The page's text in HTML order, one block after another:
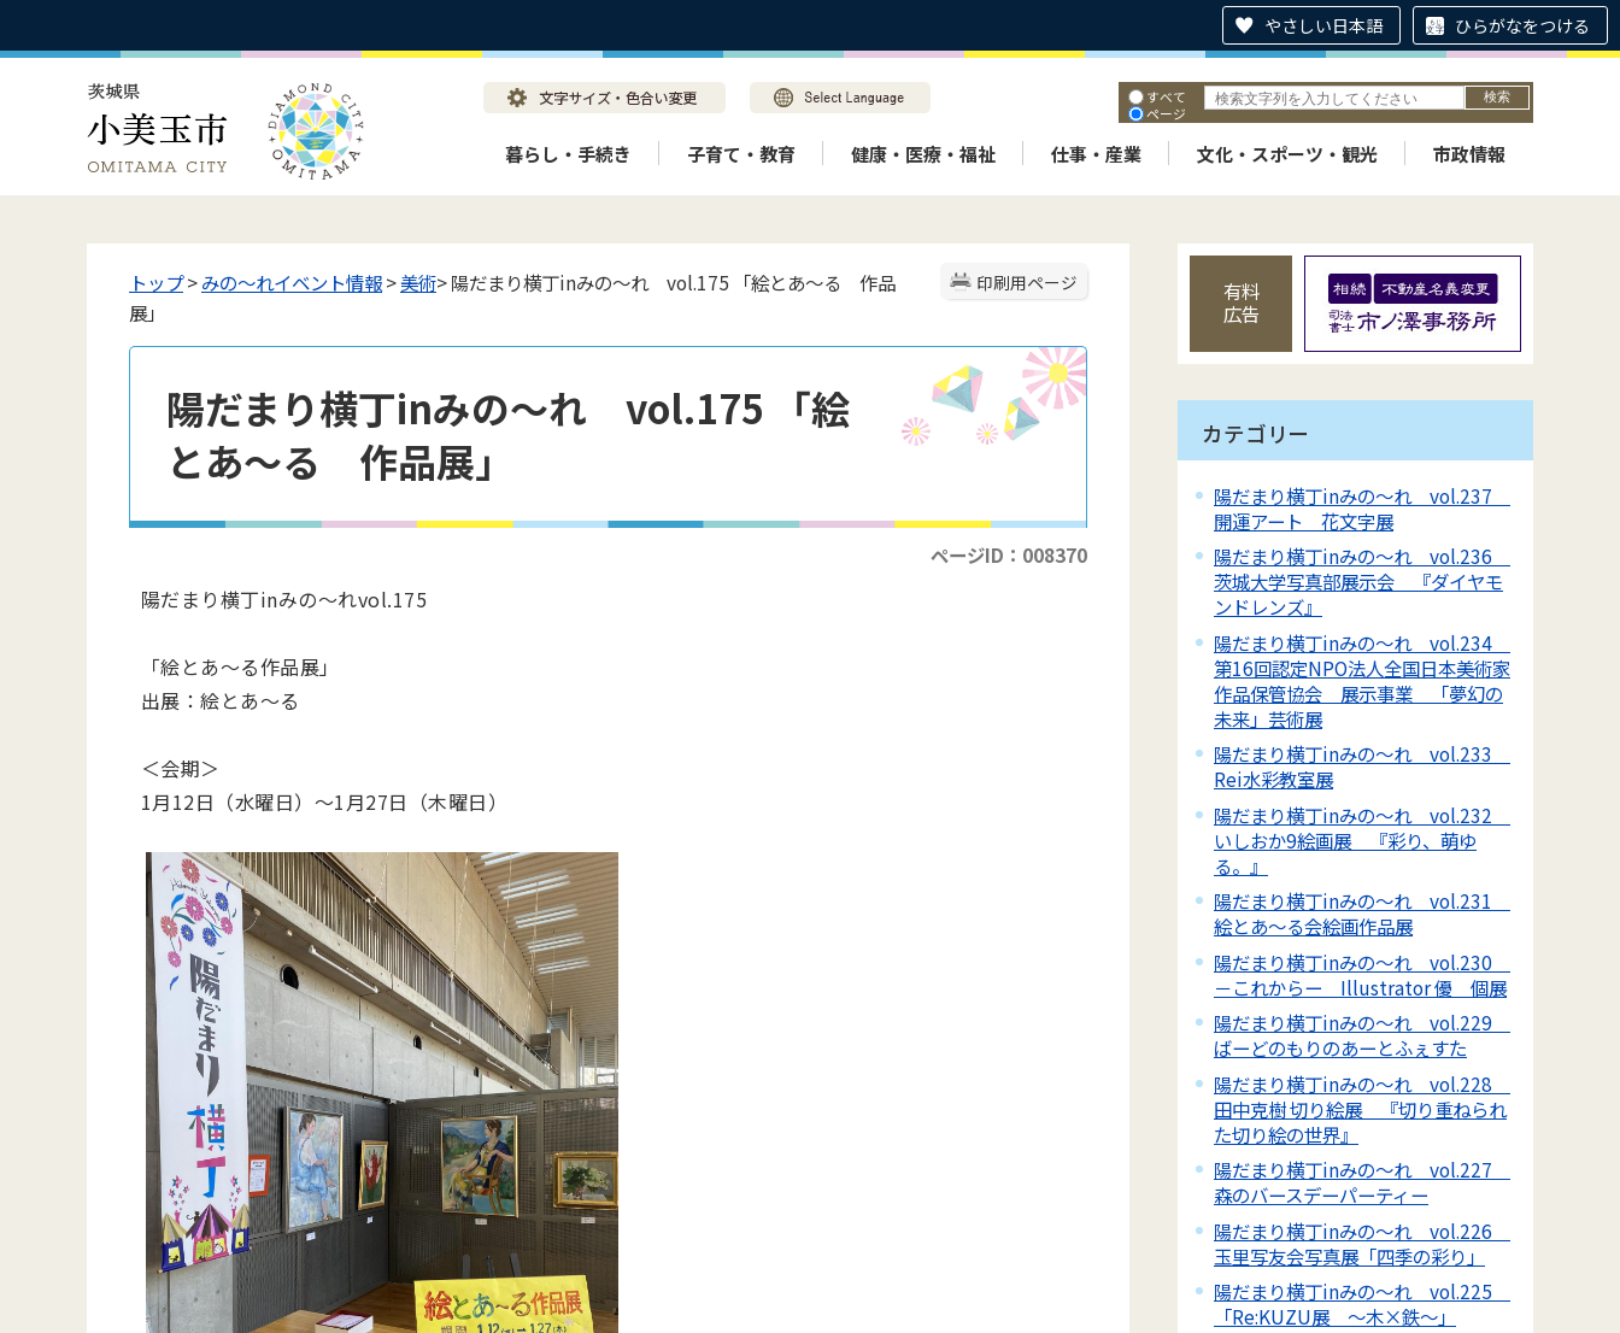
やさしい日本語 ひらがなをつける
すべて
ページ
暮らし・手続き 子育て・教育 健康・医療・福祉 仕事・産業 文化・スポーツ・観光 市政情報
印刷用ページ
トップ>みの〜れイベント情報>美術> 陽だまり横丁inみの～れ vol.175 「絵とあ～る 作品
展」
陽だまり横丁inみの～れ vol.175 「絵
とあ～る 作品展」
ページID：008370
陽だまり横丁inみの～れvol.175
「絵とあ～る作品展」
出展：絵とあ～る
＜会期＞
1月12日（水曜日）～1月27日（木曜日）
有料
広告
カテゴリー
陽だまり横丁inみの～れ vol.237
開運アート 花文字展
陽だまり横丁inみの～れ vol.236
茨城大学写真部展示会 『ダイヤモ
ンドレンズ』
陽だまり横丁inみの～れ vol.234
第16回認定NPO法人全国日本美術家
作品保管協会 展示事業 「夢幻の
未来」芸術展
陽だまり横丁inみの～れ vol.233
Rei水彩教室展
陽だまり横丁inみの～れ vol.232
いしおか9絵画展 『彩り、萌ゆ
る。』
陽だまり横丁inみの～れ vol.231
絵とあ～る会絵画作品展
陽だまり横丁inみの～れ vol.230
－これからー Illustrator 優 個展
陽だまり横丁inみの～れ vol.229
ばーどのもりのあーとふぇすた
陽だまり横丁inみの～れ vol.228
田中克樹 切り絵展 『切り重ねられ
た切り絵の世界』
陽だまり横丁inみの～れ vol.227
森のバースデーパーティー
陽だまり横丁inみの～れ vol.226
玉里写友会写真展「四季の彩り」
陽だまり横丁inみの～れ vol.225
「Re:KUZU展 ～木×鉄～」